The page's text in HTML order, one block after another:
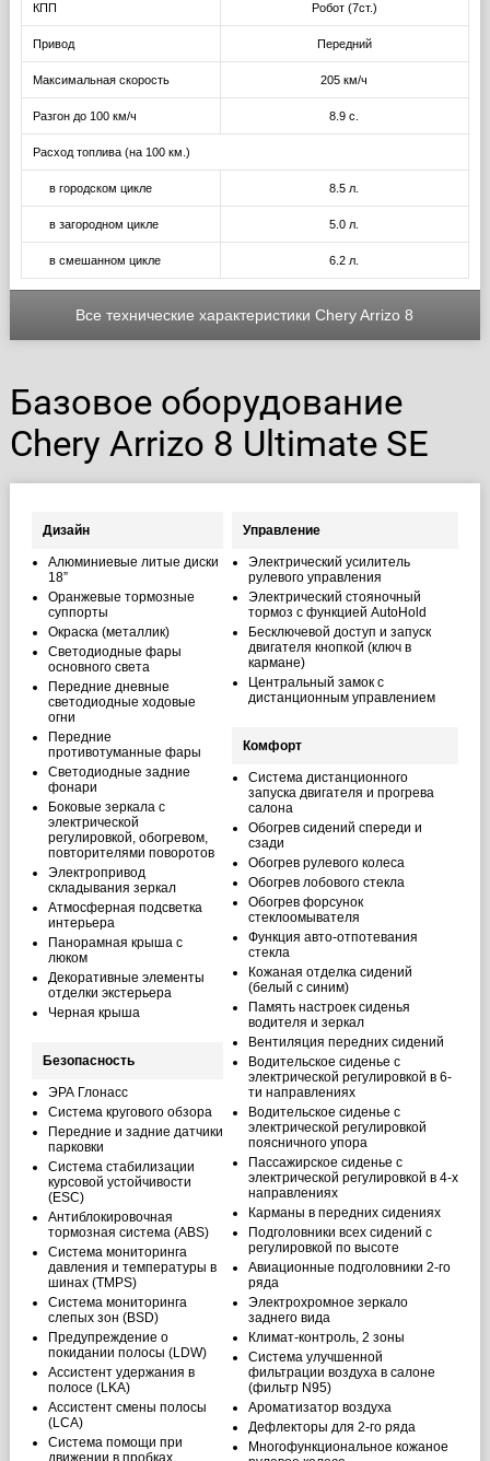
КПП Робот (7ст.)
Привод Передний
Максимальная скорость 205 км/ч
Разгон до 100 км/ч 8.9 с.
Расход топлива (на 100 км.)
в городском цикле 8.5 л.
в загородном цикле 5.0 л.
в смешанном цикле 6.2 л.
Все технические характеристики Chery Arrizo 8
Базовое оборудование
Chery Arrizo 8 Ultimate SE
Дизайн
Алюминиевые литые диски
18”
Оранжевые тормозные
суппорты
Окраска (металлик)
Светодиодные фары
основного света
Передние дневные
светодиодные ходовые
огни
Передние
противотуманные фары
Светодиодные задние
фонари
Боковые зеркала с
электрической
регулировкой, обогревом,
повторителями поворотов
Электропривод
складывания зеркал
Атмосферная подсветка
интерьера
Панорамная крыша с
люком
Декоративные элементы
отделки экстерьера
Черная крыша
Безопасность
ЭРА Глонасс
Система кругового обзора
Передние и задние датчики
парковки
Система стабилизации
курсовой устойчивости
(ESС)
Антиблокировочная
тормозная система (ABS)
Система мониторинга
давления и температуры в
шинах (TMPS)
Система мониторинга
слепых зон (BSD)
Предупреждение о
покидании полосы (LDW)
Ассистент удержания в
полосе (LKA)
Ассистент смены полосы
(LCA)
Система помощи при
движении в пробках
Управление
Электрический усилитель
рулевого управления
Электрический стояночный
тормоз с функцией AutoHold
Бесключевой доступ и запуск
двигателя кнопкой (ключ в
кармане)
Центральный замок с
дистанционным управлением
Комфорт
Система дистанционного
запуска двигателя и прогрева
салона
Обогрев сидений спереди и
сзади
Обогрев рулевого колеса
Обогрев лобового стекла
Обогрев форсунок
стеклоомывателя
Функция авто-отпотевания
стекла
Кожаная отделка сидений
(белый с синим)
Память настроек сиденья
водителя и зеркал
Вентиляция передних сидений
Водительское сиденье с
электрической регулировкой в 6-
ти направлениях
Водительское сиденье с
электрической регулировкой
поясничного упора
Пассажирское сиденье с
электрической регулировкой в 4-х
направлениях
Карманы в передних сидениях
Подголовники всех сидений с
регулировкой по высоте
Авиационные подголовники 2-го
ряда
Электрохромное зеркало
заднего вида
Климат-контроль, 2 зоны
Система улучшенной
фильтрации воздуха в салоне
(фильтр N95)
Ароматизатор воздуха
Дефлекторы для 2-го ряда
Многофункциональное кожаное